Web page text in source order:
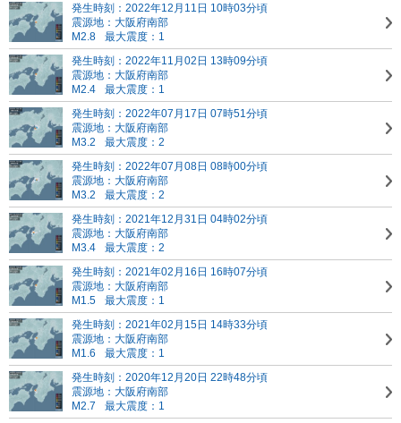
発生時刻：2022年12月11日 10時03分頃
震源地：大阪府南部
M2.8
最大震度：1
発生時刻：2022年11月02日 13時09分頃
震源地：大阪府南部
M2.4
最大震度：1
発生時刻：2022年07月17日 07時51分頃
震源地：大阪府南部
M3.2
最大震度：2
発生時刻：2022年07月08日 08時00分頃
震源地：大阪府南部
M3.2
最大震度：2
発生時刻：2021年12月31日 04時02分頃
震源地：大阪府南部
M3.4
最大震度：2
発生時刻：2021年02月16日 16時07分頃
震源地：大阪府南部
M1.5
最大震度：1
発生時刻：2021年02月15日 14時33分頃
震源地：大阪府南部
M1.6
最大震度：1
発生時刻：2020年12月20日 22時48分頃
震源地：大阪府南部
M2.7
最大震度：1